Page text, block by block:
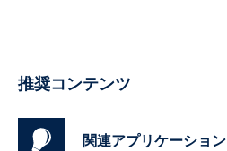
推奨コンテンツ
関連アプリケーション